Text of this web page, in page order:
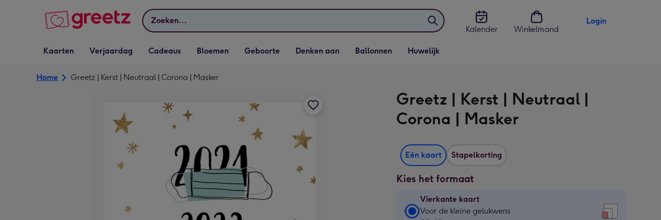
Zoeken
Kalender
Winkelmand
Login
Vervolgkeuzelijst
Kaarten openen
Kaarten
Vervolgkeuzelijst
Verjaardag openen
Verjaardag
Vervolgkeuzelijst
Cadeaus openen
Cadeaus
Vervolgkeuzelijst
Bloemen openen
Bloemen
Vervolgkeuzelijst
Geboorte openen
Geboorte
Vervolgkeuzelijst
Denken aan openen
Denken aan
Vervolgkeuzelijst
Ballonnen openen
Ballonnen
Vervolgkeuzelijst
Huwelijk openen
Huwelijk
Home Greetz | Kerst | Neutraal | Corona | Masker
Greetz | Kerst | Neutraal |
Corona | Masker
Eén kaart Stapelkorting
Kies het formaat
Vierkante kaart
Vierkante
Voor de kleine gelukwens